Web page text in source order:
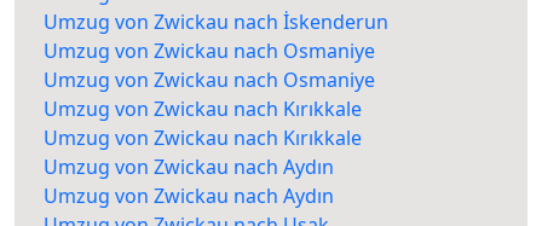
Umzug von Zwickau nach İskenderun
Umzug von Zwickau nach Osmaniye
Umzug von Zwickau nach Osmaniye
Umzug von Zwickau nach Kırıkkale
Umzug von Zwickau nach Kırıkkale
Umzug von Zwickau nach Aydın
Umzug von Zwickau nach Aydın